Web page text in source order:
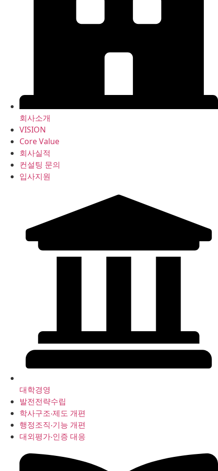
회사소개
VISION
Core Value
회사실적
컨설팅 문의
입사지원
대학경영
발전전략수립
학사구조‧제도 개편
행정조직‧기능 개편
대외평가‧인증 대응